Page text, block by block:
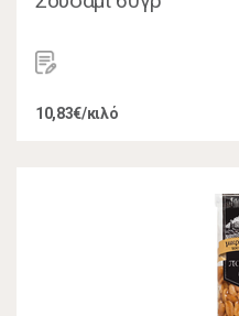
10,83€/κιλό